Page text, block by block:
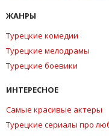
ЖАНРЫ
Турецкие комедии
Турецкие мелодрамы
Турецкие боевики
ИНТЕРЕСНОЕ
Самые красивые актеры
Турецкие сериалы про